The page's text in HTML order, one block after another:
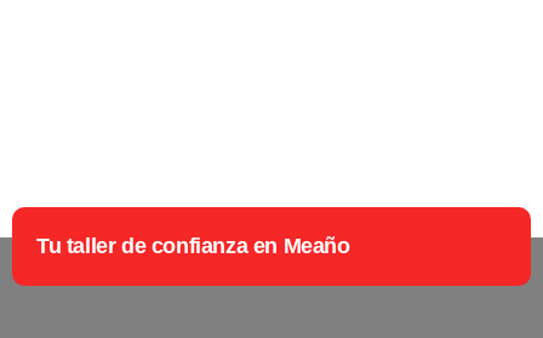
Tu taller de confianza en Meaño